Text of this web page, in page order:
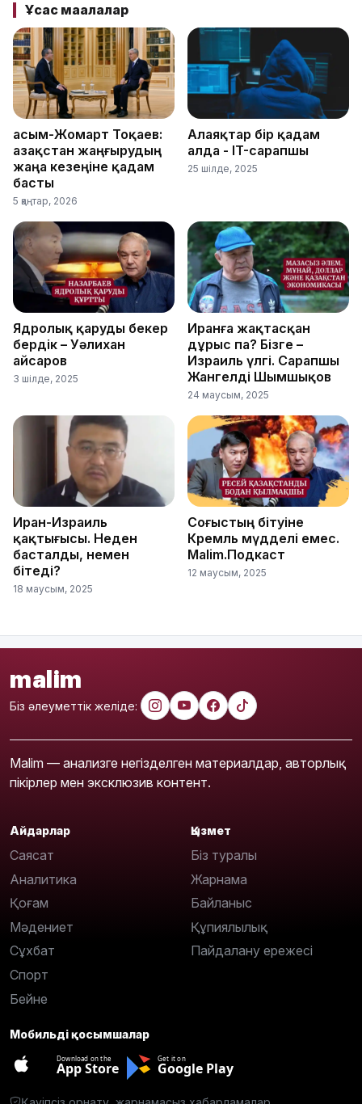
Ұқсас мақалалар
Қасым-Жомарт Тоқаев:
Қазақстан жаңғырудың
жаңа кезеңіне қадам
басты
5 қаңтар, 2026
Алаяқтар бір қадам
алда - IT-сарапшы
25 шілде, 2025
Ядролық қаруды бекер
бердік – Уәлихан
Қайсаров
3 шілде, 2025
Иранға жақтасқан
дұрыс па? Бізге –
Израиль үлгі. Сарапшы
Жангелді Шымшықов
24 маусым, 2025
Иран-Израиль
қақтығысы. Неден
басталды, немен
бітеді?
18 маусым, 2025
Соғыстың бітуіне
Кремль мүдделі емес.
Malim.Подкаст
12 маусым, 2025
malim
Біз әлеуметтік желіде:
Malim — анализге негізделген материалдар, авторлық
пікірлер мен эксклюзив контент.
Айдарлар
Саясат
Аналитика
Қоғам
Мәдениет
Сұхбат
Спорт
Бейне
Қызмет
Біз туралы
Жарнама
Байланыс
Құпиялылық
Пайдалану ережесі
Мобильді қосымшалар
Download on the
App Store
Get it on
Google Play